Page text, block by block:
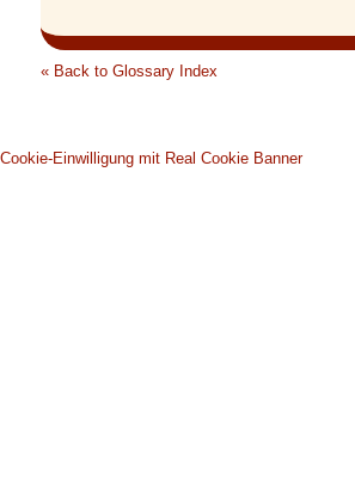
« Back to Glossary Index
Cookie-Einwilligung mit Real Cookie Banner